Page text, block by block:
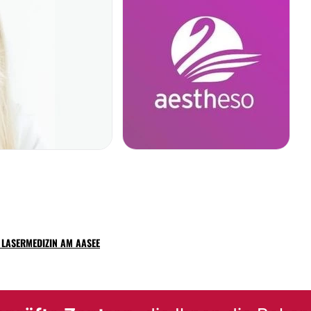
den Patienten
dementsprechend
Aa.
bietet sich das
Peeling
BEHANDLUNGEN VON
Besenreiser
AM AASEE